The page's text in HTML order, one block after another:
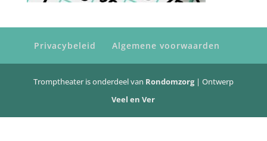
Privacybeleid Algemene voorwaarden
Tromptheater is onderdeel van Rondomzorg | Ontwerp
Veel en Ver